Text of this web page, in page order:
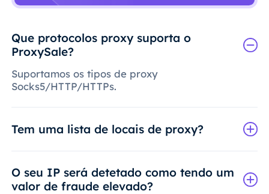
Que protocolos proxy suporta o
ProxySale?
Suportamos os tipos de proxy
Socks5/HTTP/HTTPs.
Tem uma lista de locais de proxy?
O seu IP será detetado como tendo um
valor de fraude elevado?